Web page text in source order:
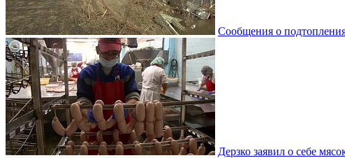
Сообщения о
Дерзко заявил о себе